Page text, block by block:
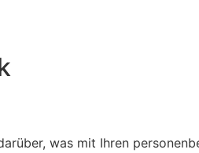
was mit Ihren